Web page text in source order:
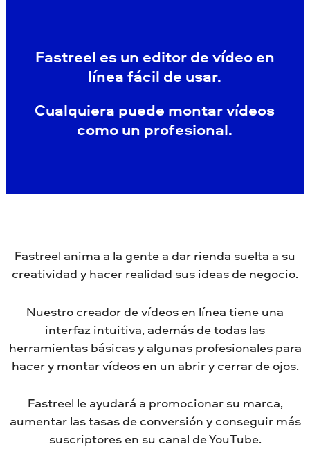
Fastreel es un editor de vídeo en
línea fácil de usar.
Cualquiera puede montar vídeos
como un profesional.
Fastreel anima a la gente a dar rienda suelta a su
creatividad y hacer realidad sus ideas de negocio.
Nuestro creador de vídeos en línea tiene una
interfaz intuitiva, además de todas las
herramientas básicas y algunas profesionales para
hacer y montar vídeos en un abrir y cerrar de ojos.
Fastreel le ayudará a promocionar su marca,
aumentar las tasas de conversión y conseguir más
suscriptores en su canal de YouTube.